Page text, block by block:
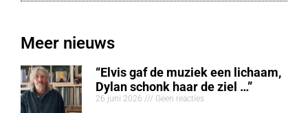
Meer nieuws
“Elvis gaf de muziek een lichaam,
Dylan schonk haar de ziel …”
26 juni 2026 Geen reacties